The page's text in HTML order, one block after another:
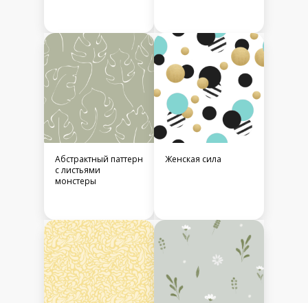
Абстрактный паттерн
с листьями
монстеры
Женская сила